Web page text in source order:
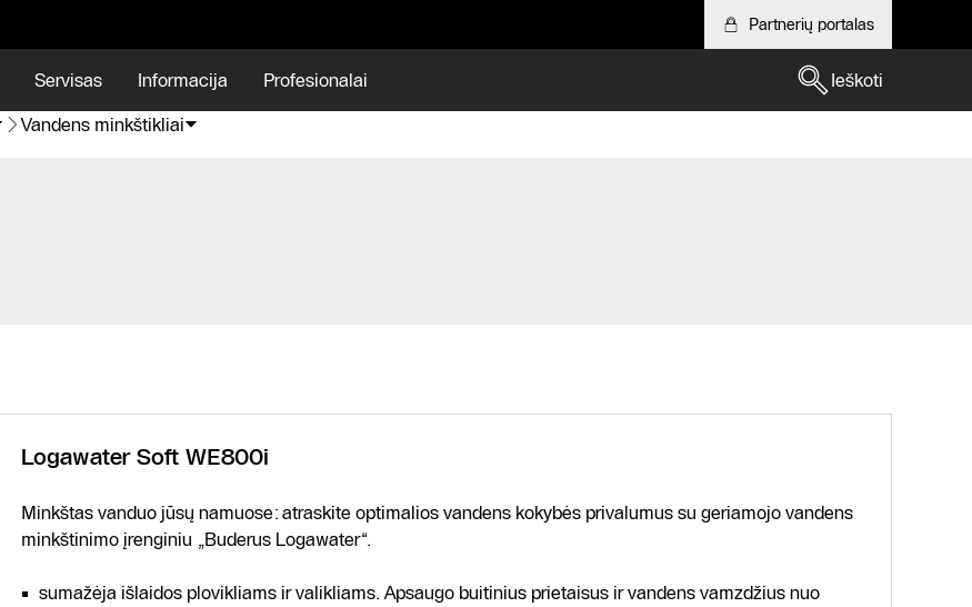
Partnerių portalas
Servisas Informacija Profesionalai
Ieškoti
Vandens minkštikliai
Logawater Soft WE800i
Minkštas vanduo jūsų namuose: atraskite optimalios vandens kokybės privalumus su geriamojo vandens
minkštinimo įrenginiu „Buderus Logawater“.
sumažėja išlaidos plovikliams ir valikliams. Apsaugo buitinius prietaisus ir vandens vamzdžius nuo